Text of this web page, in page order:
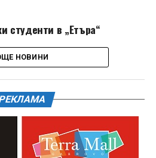
студенти в „Етъра“
НОВИНИ